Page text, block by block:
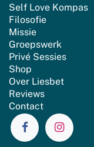
Self Love Kompas
Filosofie
Missie
Groepswerk
Privé Sessies
Shop
Over Liesbet
Reviews
Contact